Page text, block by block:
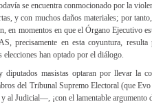
se encuentra conmocionado por la
y con muchos daños materiales; por
en momentos en que el Órgano Ejecutivo
precisamente en esta coyuntura,
elecciones han optado por el diálogo.
diputados masistas optaran por llevar la
del Tribunal Supremo Electoral (que
al Judicial—, ¡con el lamentable argumento